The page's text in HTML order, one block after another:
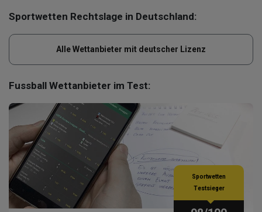
Sportwetten Rechtslage in Deutschland:
Alle Wettanbieter mit deutscher Lizenz
Fussball Wettanbieter im Test:
Sportwetten
Testsieger